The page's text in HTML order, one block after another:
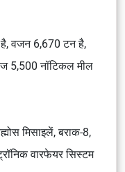
वजन 6,670 टन है,
5,500 नॉटिकल मील
मिसाइलें, बराक-8,
वारफेयर सिस्टम